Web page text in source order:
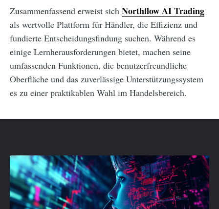
Zusammenfassend erweist sich Northflow AI Trading
als wertvolle Plattform für Händler, die Effizienz und
fundierte Entscheidungsfindung suchen. Während es
einige Lernherausforderungen bietet, machen seine
umfassenden Funktionen, die benutzerfreundliche
Oberfläche und das zuverlässige Unterstützungssystem
es zu einer praktikablen Wahl im Handelsbereich.